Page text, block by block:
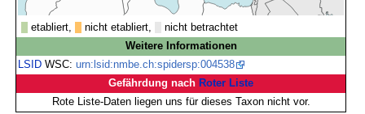
etabliert, nicht etabliert,
nicht betrachtet
Weitere Informationen
LSID WSC:urn:lsid:nmbe.ch:spidersp:004538
Gefährdung nach Roter Liste
Rote Liste-Daten liegen uns für dieses Taxon nicht vor.